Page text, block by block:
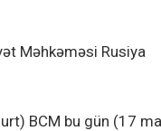
Məhkəməsi Rusiya
BCM bu gün (17